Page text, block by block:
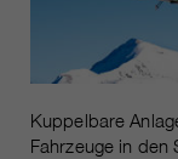
Kuppelbare
Fahrzeuge in den